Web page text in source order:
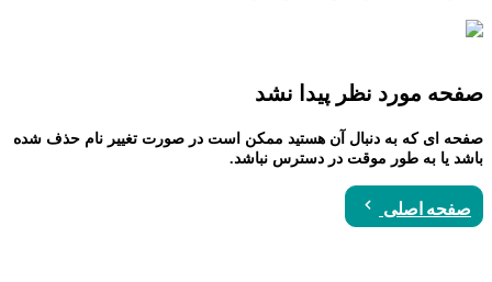
صفحه مورد نظر پیدا نشد
صفحه ای که به دنبال آن هستید ممکن است در صورت تغییر نام حذف شده
باشد یا به طور موقت در دسترس نباشد.
صفحه اصلی